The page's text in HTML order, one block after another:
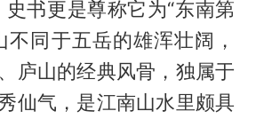
史书更是尊称它为“东南第
不同于五岳的雄浑壮阔，
庐山的经典风骨，独属于
仙气，是江南山水里颇具